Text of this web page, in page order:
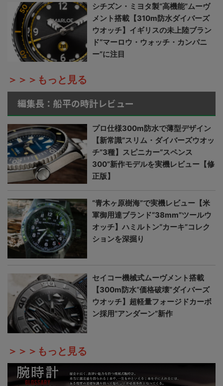
シチズン・ミヨタ製“高機能”ムーヴ
メント搭載【310m防水ダイバーズ
ウオッチ】イギリスの未上陸ブラン
ド“マーロウ・ウォッチ・カンパニ
ー”に注目
＞＞＞もっと見る
編集長：船平の時計レビュー
プロ仕様300m防水で薄型デザイン
【新常識“スリム・ダイバーズウオッ
チ”3種】スピニカー“スペンス
300”新作モデルを実機レビュー【修
正版】
“青木ヶ原樹海”で実機レビュー【米
軍御用達ブランド“38mm”ツールウ
オッチ】ハミルトン“カーキ”コレク
ションを深掘り
セイコー機械式ムーヴメント搭載
【300m防水“価格破壊”ダイバーズ
ウオッチ】超軽量フォージドカーボ
ン採用“アンダーン”新作
＞＞＞もっと見る